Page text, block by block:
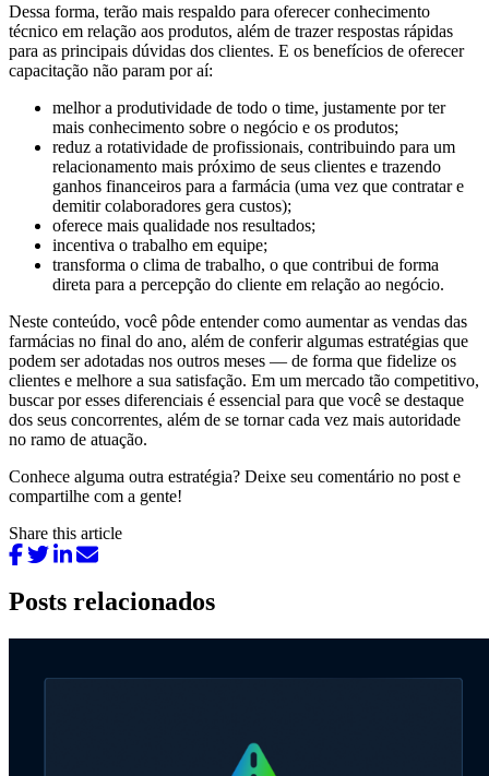
Dessa forma, terão mais respaldo para oferecer conhecimento
técnico em relação aos produtos, além de trazer respostas rápidas
para as principais dúvidas dos clientes. E os benefícios de oferecer
capacitação não param por aí:
melhor a produtividade de todo o time, justamente por ter
mais conhecimento sobre o negócio e os produtos;
reduz a rotatividade de profissionais, contribuindo para um
relacionamento mais próximo de seus clientes e trazendo
ganhos financeiros para a farmácia (uma vez que contratar e
demitir colaboradores gera custos);
oferece mais qualidade nos resultados;
incentiva o trabalho em equipe;
transforma o clima de trabalho, o que contribui de forma
direta para a percepção do cliente em relação ao negócio.
Neste conteúdo, você pôde entender como aumentar as vendas das
farmácias no final do ano, além de conferir algumas estratégias que
podem ser adotadas nos outros meses — de forma que fidelize os
clientes e melhore a sua satisfação. Em um mercado tão competitivo,
buscar por esses diferenciais é essencial para que você se destaque
dos seus concorrentes, além de se tornar cada vez mais autoridade
no ramo de atuação.
Conhece alguma outra estratégia? Deixe seu comentário no post e
compartilhe com a gente!
Share this article
Posts relacionados